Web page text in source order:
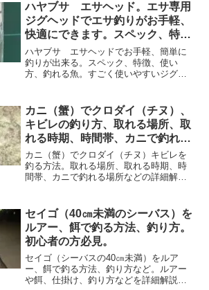
ハヤブサ エサヘッド。エサ専用
ジグヘッドでエサ釣りがお手軽、
快適にできます。スペック、特
徴、使い方。
ハヤブサ エサヘッドでお手軽、簡単に
釣りが出来る。スペック、特徴、使い
方、釣れる魚。すごく使いやすいジグヘ
カニ（蟹）でクロダイ（チヌ）、
キビレの釣り方、取れる場所、取
れる時期、時間帯、カニで釣れる
場所。
カニ（蟹）でクロダイ（チヌ）キビレを
釣る方法。取れる場所、取れる時期、時
間帯、カニで釣れる場所などの詳細解説
セイゴ（40㎝未満のシーバス）を
ルアー、餌で釣る方法、釣り方。
初心者の方必見。
セイゴ（シーバスの40㎝未満）をルア
ー、餌で釣る方法、釣り方など。ルアー
や餌、仕掛け、釣り方などを詳細解説し